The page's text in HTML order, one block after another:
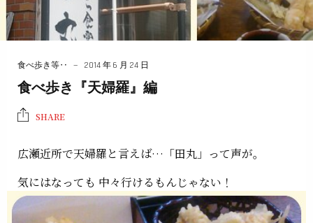
食べ歩き等‥ 2014 年 6 月 24 日
食べ歩き『天婦羅』編
SHARE
広瀬近所で天婦羅と言えば…「田丸」って声が。
気にはなっても 中々行けるもんじゃない！